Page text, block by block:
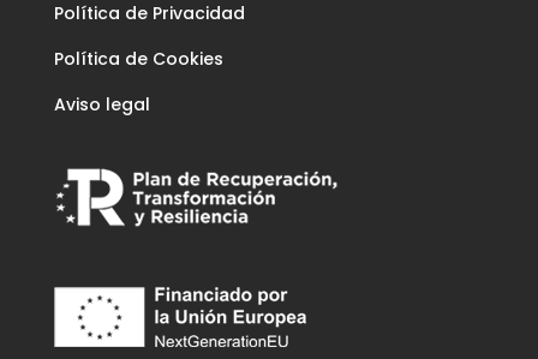
Política de Privacidad
Política de Cookies
Aviso legal